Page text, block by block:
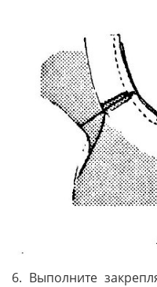
6. Выполните